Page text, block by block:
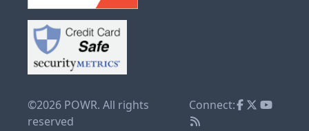
©2026 POWR. All rights
reserved
Connect: